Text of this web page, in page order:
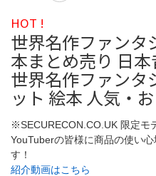
HOT !
世界名作ファンタ
本まとめ売り 日
世界名作ファンタ
ット 絵本 人気・
※SECURECON.CO.UK 限定モ
YouTuberの皆様に商品の使い
す！
紹介動画はこちら